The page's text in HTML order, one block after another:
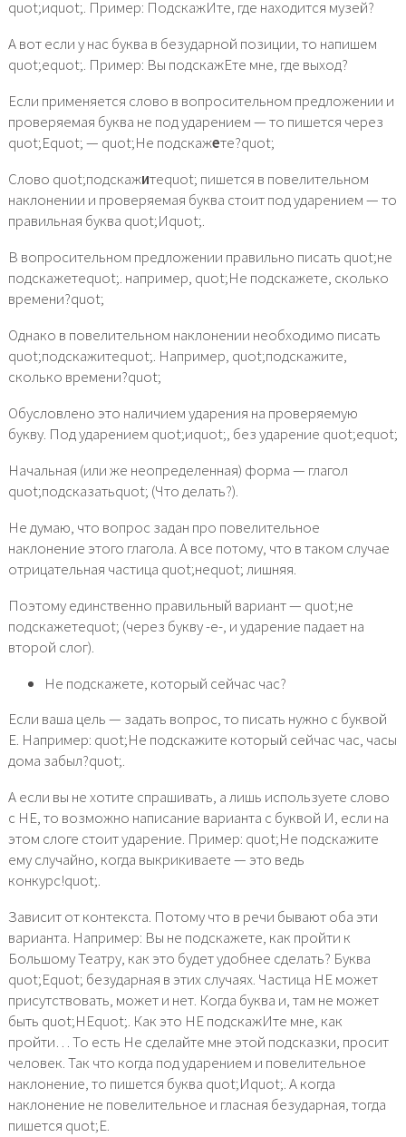
quot;иquot;. Пример: ПодскажИте, где находится музей?
А вот если у нас буква в безударной позиции, то напишем
quot;еquot;. Пример: Вы подскажЕте мне, где выход?
Если применяется слово в вопросительном предложении и
проверяемая буква не под ударением — то пишется через
quot;Еquot; — quot;Не подскажете?quot;
Слово quot;подскажитеquot; пишется в повелительном
наклонении и проверяемая буква стоит под ударением — то
правильная буква quot;Иquot;.
В вопросительном предложении правильно писать quot;не
подскажетеquot;. например, quot;Не подскажете, сколько
времени?quot;
Однако в повелительном наклонении необходимо писать
quot;подскажитеquot;. Например, quot;подскажите,
сколько времени?quot;
Обусловлено это наличием ударения на проверяемую
букву. Под ударением quot;иquot;, без ударение quot;еquot;
Начальная (или же неопределенная) форма — глагол
quot;подсказатьquot; (Что делать?).
Не думаю, что вопрос задан про повелительное
наклонение этого глагола. А все потому, что в таком случае
отрицательная частица quot;неquot; лишняя.
Поэтому единственно правильный вариант — quot;не
подскажетеquot; (через букву -е-, и ударение падает на
второй слог).
Не подскажете, который сейчас час?
Если ваша цель — задать вопрос, то писать нужно с буквой
Е. Например: quot;Не подскажите который сейчас час, часы
дома забыл?quot;.
А если вы не хотите спрашивать, а лишь используете слово
с НЕ, то возможно написание варианта с буквой И, если на
этом слоге стоит ударение. Пример: quot;Не подскажите
ему случайно, когда выкрикиваете — это ведь
конкурс!quot;.
Зависит от контекста. Потому что в речи бывают оба эти
варианта. Например: Вы не подскажете, как пройти к
Большому Театру, как это будет удобнее сделать? Буква
quot;Еquot; безударная в этих случаях. Частица НЕ может
присутствовать, может и нет. Когда буква и, там не может
быть quot;НЕquot;. Как это НЕ подскажИте мне, как
пройти… То есть Не сделайте мне этой подсказки, просит
человек. Так что когда под ударением и повелительное
наклонение, то пишется буква quot;Иquot;. А когда
наклонение не повелительное и гласная безударная, тогда
пишется quot;Е.